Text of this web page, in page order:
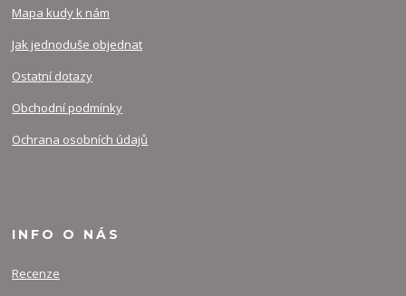
Mapa kudy k nám
Jak jednoduše objednat
Ostatní dotazy
Obchodní podmínky
Ochrana osobních údajů
INFO O NÁS
Recenze